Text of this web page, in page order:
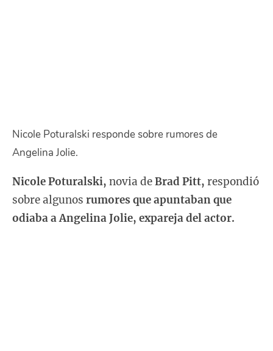
Nicole Poturalski responde sobre rumores de
Angelina Jolie.
Nicole Poturalski, novia deBrad Pitt, respondió
sobre algunos rumores que apuntaban que
odiaba a Angelina Jolie, expareja del actor.